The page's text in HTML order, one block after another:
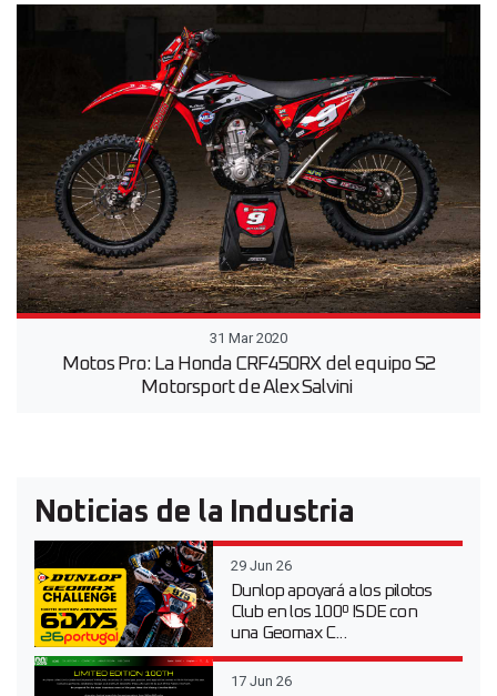
31 Mar 2020
Motos Pro: La Honda CRF450RX del equipo S2
Motorsport de Alex Salvini
Noticias de la Industria
29 Jun 26
Dunlop apoyará a los pilotos
Club en los 100º ISDE con
una Geomax C...
17 Jun 26